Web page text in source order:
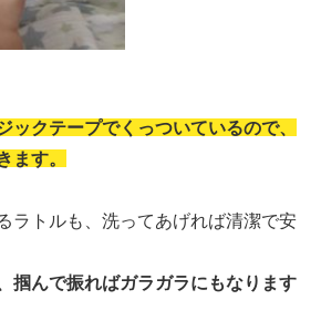
ックテープでくっついているので、
ます。
ラトルも、洗ってあげれば清潔で安
掴んで振ればガラガラにもなります